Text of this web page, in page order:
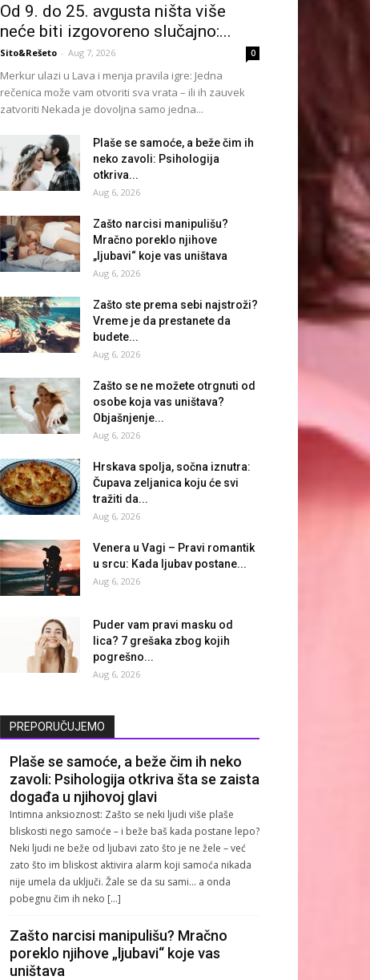
Od 9. do 25. avgusta ništa više
neće biti izgovoreno slučajno:...
Sito&Rešeto - Aug 7, 2026 0
Merkur ulazi u Lava i menja pravila igre: Jedna
rečenica može vam otvoriti sva vrata – ili ih zauvek
zatvoriti Nekada je dovoljna samo jedna...
Plaše se samoće, a beže čim ih
neko zavoli: Psihologija
otkriva...
Aug 6, 2026
Zašto narcisi manipulišu?
Mračno poreklo njihove
„ljubavi“ koje vas uništava
Aug 6, 2026
Zašto ste prema sebi najstroži?
Vreme je da prestanete da
budete...
Aug 6, 2026
Zašto se ne možete otrgnuti od
osobe koja vas uništava?
Objašnjenje...
Aug 6, 2026
Hrskava spolja, sočna iznutra:
Čupava zeljanica koju će svi
tražiti da...
Aug 6, 2026
Venera u Vagi – Pravi romantik
u srcu: Kada ljubav postane...
Aug 6, 2026
Puder vam pravi masku od
lica? 7 grešaka zbog kojih
pogrešno...
Aug 6, 2026
PREPORUČUJEMO
Plaše se samoće, a beže čim ih neko
zavoli: Psihologija otkriva šta se zaista
događa u njihovoj glavi
Intimna anksioznost: Zašto se neki ljudi više plaše
bliskosti nego samoće – i beže baš kada postane lepo?
Neki ljudi ne beže od ljubavi zato što je ne žele – već
zato što im bliskost aktivira alarm koji samoća nikada
nije umela da uključi. Žale se da su sami… a onda
pobegnu čim ih neko […]
Zašto narcisi manipulišu? Mračno
poreklo njihove „ljubavi“ koje vas
uništava